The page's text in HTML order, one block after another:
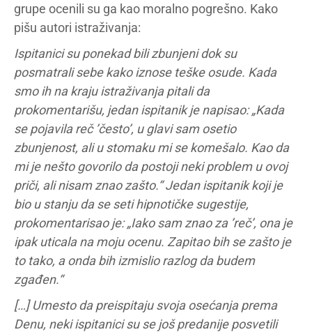
grupe ocenili su ga kao moralno pogrešno. Kako
pišu autori istraživanja:
Ispitanici su ponekad bili zbunjeni dok su
posmatrali sebe kako iznose teške osude. Kada
smo ih na kraju istraživanja pitali da
prokomentarišu, jedan ispitanik je napisao: „Kada
se pojavila reč ’često’, u glavi sam osetio
zbunjenost, ali u stomaku mi se komešalo. Kao da
mi je nešto govorilo da postoji neki problem u ovoj
priči, ali nisam znao zašto.“ Jedan ispitanik koji je
bio u stanju da se seti hipnotičke sugestije,
prokomentarisao je: „Iako sam znao za ’reč’, ona je
ipak uticala na moju ocenu. Zapitao bih se zašto je
to tako, a onda bih izmislio razlog da budem
zgađen.“
[…] Umesto da preispitaju svoja osećanja prema
Denu, neki ispitanici su se još predanije posvetili